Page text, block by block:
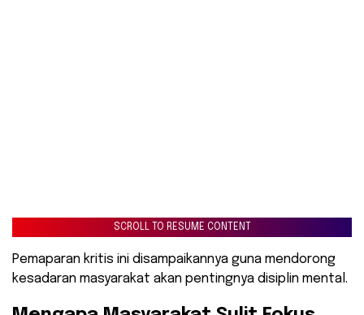
SCROLL TO RESUME CONTENT
Pemaparan kritis ini disampaikannya guna mendorong
kesadaran masyarakat akan pentingnya disiplin mental.